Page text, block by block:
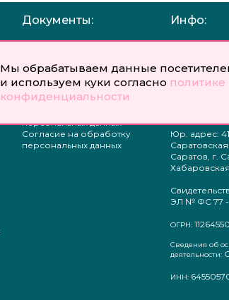
Мы обрабатываем данные
и используем куки согласно политике
конфиденциальности
Документы:
Отзыв согласия на обработку
Пользовательское
соглашение
Политика
конфиденциальности
персональных данных
Согласие на обработку
персональных данных
Инфо:
Главный
Юр. адрес:
Саратов, г.
ЭЛ № ФС 77 -
ОГРН:
Сведения об
деятельности:
ИНН: